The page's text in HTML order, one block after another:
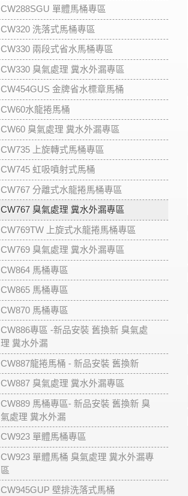
CW288SGU 單體馬桶專區
CW320 洗落式馬桶專區
CW330 兩段式省水馬桶專區
CW330 臭氣處理 糞水外漏專區
CW454GUS 金牌省水標章馬桶
CW60水龍捲馬桶
CW60 臭氣處理 糞水外漏專區
CW735 上旋轉式馬桶專區
CW745 虹吸噴射式馬桶
CW767 分離式水龍捲馬桶專區
CW767 臭氣處理 糞水外漏專區
CW769TW 上旋式水龍捲馬桶專區
CW769 臭氣處理 糞水外漏專區
CW864 馬桶專區
CW865 馬桶專區
CW870 馬桶專區
CW886專區 -新品安裝 舊換新 臭氣處
理 糞水外漏
CW887龍捲馬桶 - 新品安裝 舊換新
CW887 臭氣處理 糞水外漏專區
CW889 馬桶專區- 新品安裝 舊換新 臭
氣處理 糞水外漏
CW923 單體馬桶專區
CW923 單體馬桶 臭氣處理 糞水外漏專
區
CW945GUP 壁排洗落式馬桶